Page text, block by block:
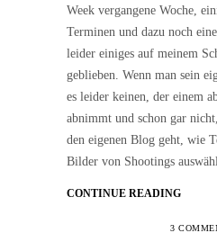
Week vergangene Woche,
Terminen und dazu noch
leider einiges auf meinem
geblieben. Wenn man sein
es leider keinen, der einem
abnimmt und schon gar
den eigenen Blog geht, wie
Bilder von Shootings
CONTINUE READING
3